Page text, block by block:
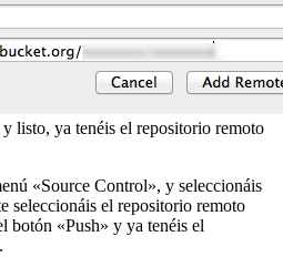
listo, ya tenéis el repositorio remoto
«Source Control», y seleccionáis
seleccionáis el repositorio remoto
botón «Push» y ya tenéis el